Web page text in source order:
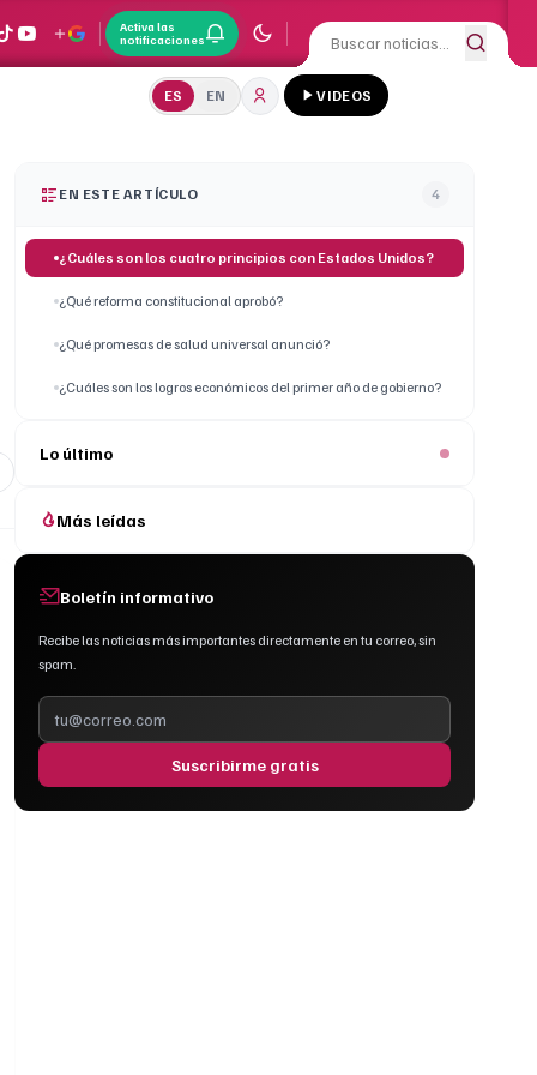
Activa las
notificaciones
ES EN VIDEOS
EN ESTE ARTÍCULO 4
¿Cuáles son los cuatro principios con Estados Unidos?
¿Qué reforma constitucional aprobó?
¿Qué promesas de salud universal anunció?
¿Cuáles son los logros económicos del primer año de gobierno?
Lo último
Más leídas
Boletín informativo
Recibe las noticias más importantes directamente en tu correo, sin
spam.
Suscribirme gratis